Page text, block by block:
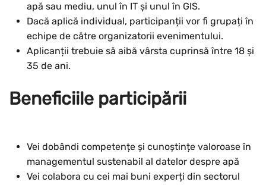
apă sau mediu, unul în IT și unul în GIS.
Dacă aplică individual, participanții vor fi grupați în
echipe de către organizatorii evenimentului.
Aplicanții trebuie să aibă vârsta cuprinsă între 18 și
35 de ani.
Beneficiile participării
Vei dobândi competențe și cunoștințe valoroase în
managementul sustenabil al datelor despre apă
Vei colabora cu cei mai buni experți din sectorul